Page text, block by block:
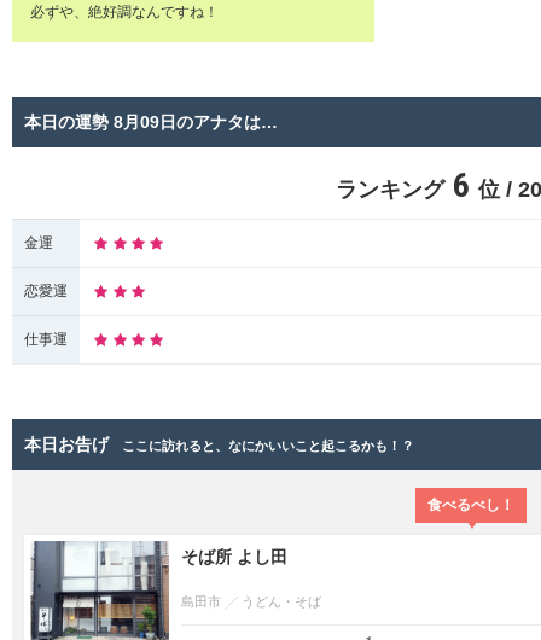
必ずや、絶好調なんですね！
本日の運勢 8月09日のアナタは…
ランキング 6 位 /
金運
恋愛運
仕事運
本日お告げ ここに訪れると、なにかいいこと起こるかも！？
食べるべし！
そば所 よし田
島田市 うどん・そば